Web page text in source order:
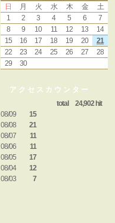
日
月 火 水 木 金
土
1
2 3 4 5 6
7
8
9 10 11 12 13
14
15
16 17 18 19 20
21
22
23 24 25 26 27
28
29
30
アクセスカウンター
total 24,902 hit
08/09
15
08/08
21
08/07
11
08/06
11
08/05
17
08/04
12
08/03
7